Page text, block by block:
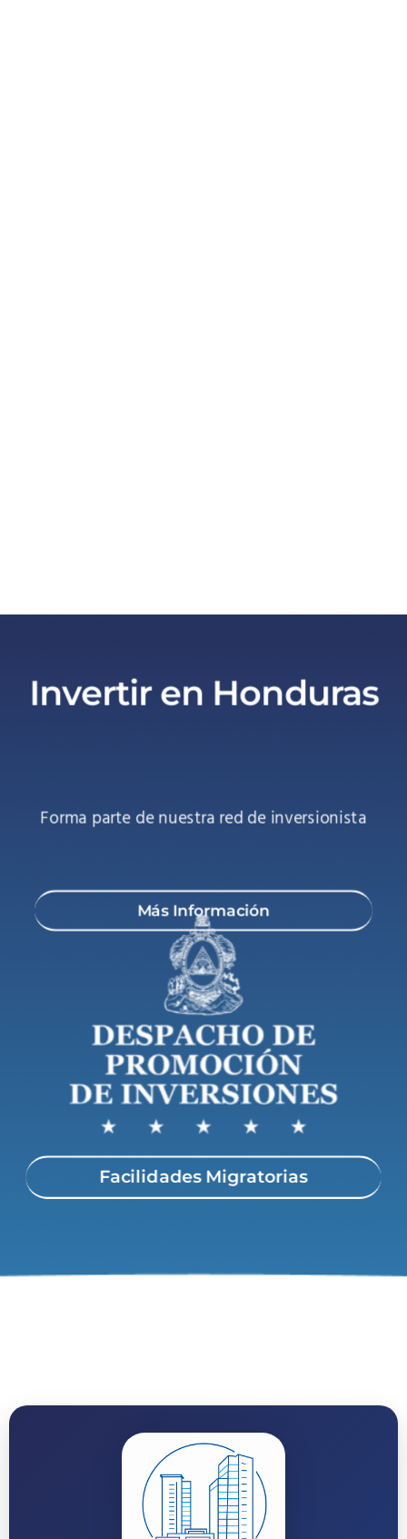
Invertir en Honduras
Forma parte de nuestra red de inversionista
Más Información
Facilidades Migratorias